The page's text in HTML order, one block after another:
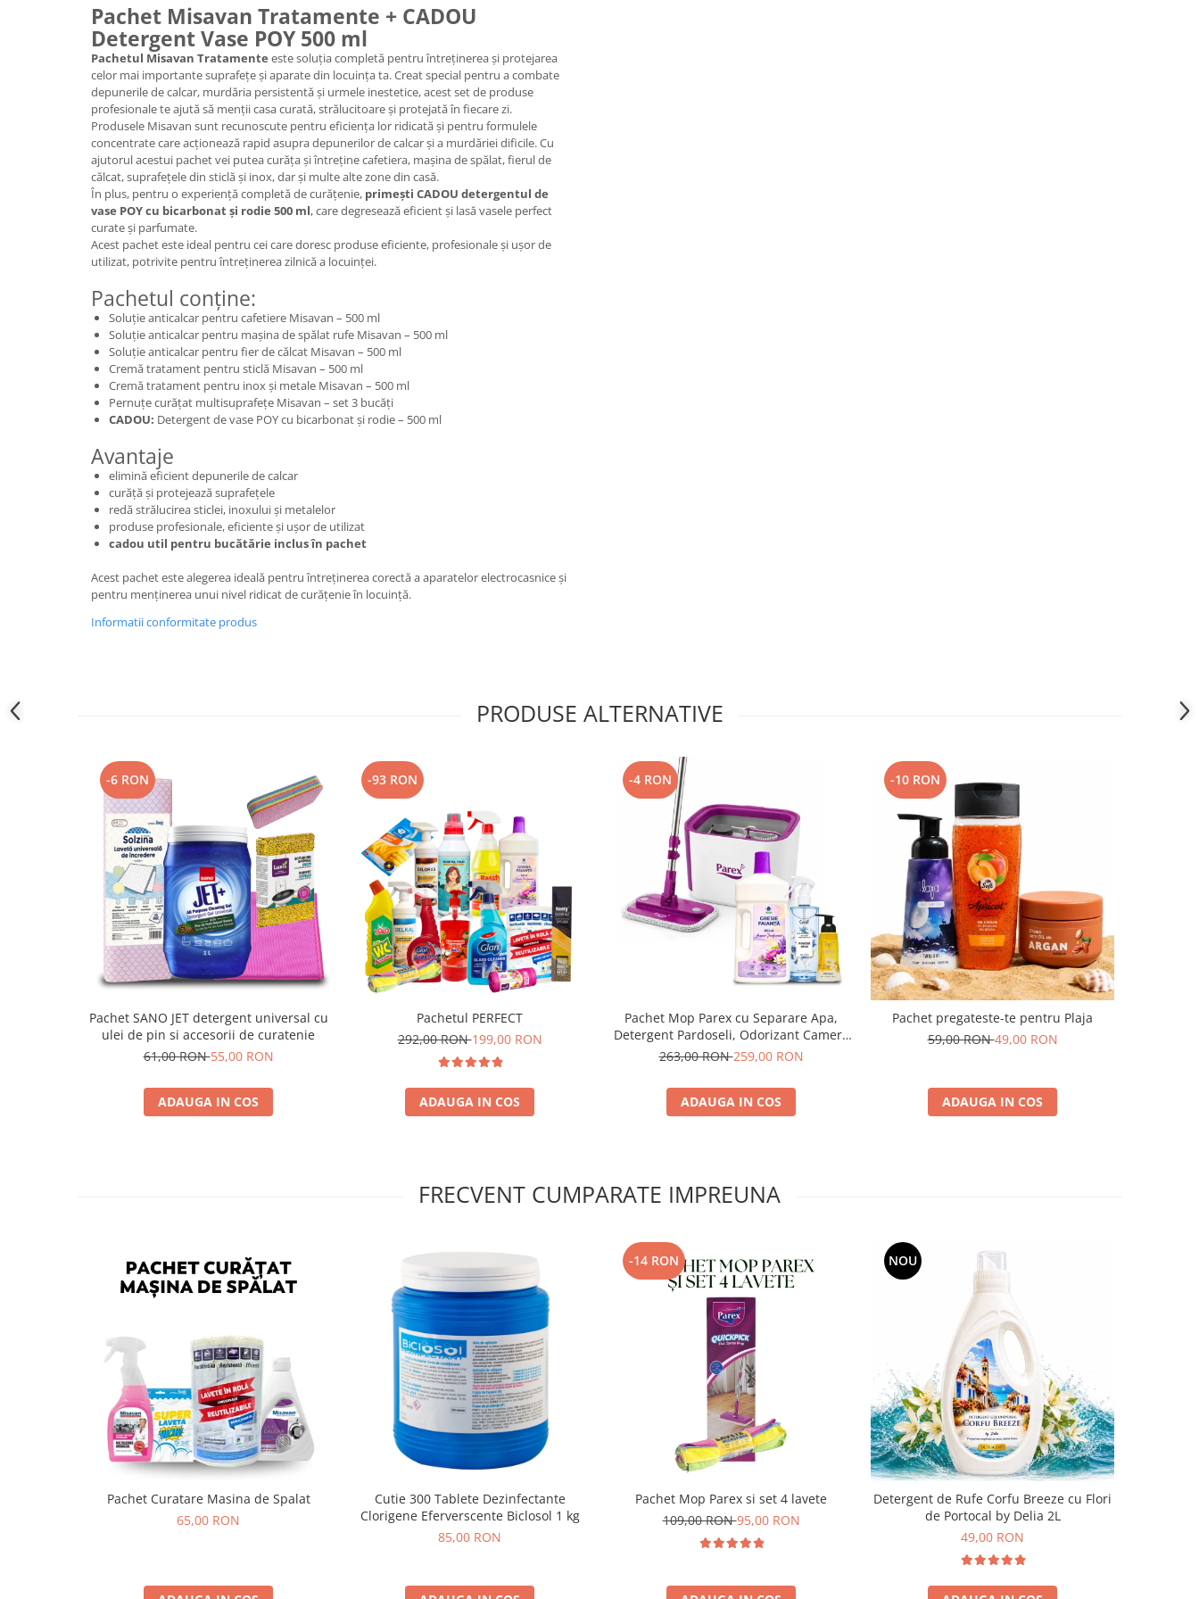
Produse incontinenta
Servetele Umede
Pachet Misavan Tratamente + CADOU
Detergent Vase POY 500 ml
Pachetul Misavan Tratamente este soluția completă pentru întreținerea și protejarea
celor mai importante suprafețe și aparate din locuința ta. Creat special pentru a combate
depunerile de calcar, murdăria persistentă și urmele inestetice, acest set de produse
profesionale te ajută să menții casa curată, strălucitoare și protejată în fiecare zi.
Produsele Misavan sunt recunoscute pentru eficiența lor ridicată și pentru formulele
concentrate care acționează rapid asupra depunerilor de calcar și a murdăriei dificile. Cu
ajutorul acestui pachet vei putea curăța și întreține cafetiera, mașina de spălat, fierul de
călcat, suprafețele din sticlă și inox, dar și multe alte zone din casă.
În plus, pentru o experiență completă de curățenie, primești CADOU detergentul de
vase POY cu bicarbonat și rodie 500 ml, care degresează eficient și lasă vasele perfect
curate și parfumate.
Acest pachet este ideal pentru cei care doresc produse eficiente, profesionale și ușor de
utilizat, potrivite pentru întreținerea zilnică a locuinței.
Pachetul conține:
Soluție anticalcar pentru cafetiere Misavan – 500 ml
Soluție anticalcar pentru mașina de spălat rufe Misavan – 500 ml
Soluție anticalcar pentru fier de călcat Misavan – 500 ml
Cremă tratament pentru sticlă Misavan – 500 ml
Cremă tratament pentru inox și metale Misavan – 500 ml
Pernuțe curățat multisuprafețe Misavan – set 3 bucăți
CADOU: Detergent de vase POY cu bicarbonat și rodie – 500 ml
Avantaje
elimină eficient depunerile de calcar
curăță și protejează suprafețele
redă strălucirea sticlei, inoxului și metalelor
produse profesionale, eficiente și ușor de utilizat
cadou util pentru bucătărie inclus în pachet
Acest pachet este alegerea ideală pentru întreținerea corectă a aparatelor electrocasnice și
pentru menținerea unui nivel ridicat de curățenie în locuință.
Informatii conformitate produs
PRODUSE ALTERNATIVE
-6 RON
Pachet SANO JET detergent universal cu
ulei de pin si accesorii de curatenie
61,00 RON55,00 RON
ADAUGA IN COS
-93 RON
Pachetul PERFECT
292,00 RON199,00 RON
ADAUGA IN COS
-4 RON
Pachet Mop Parex cu Separare Apa,
Detergent Pardoseli, Odorizant Camera
si Sapun Spuma
263,00 RON259,00 RON
ADAUGA IN COS
-10 RON
Pachet pregateste-te pentru Plaja
59,00 RON49,00 RON
ADAUGA IN COS
FRECVENT CUMPARATE IMPREUNA
Pachet Curatare Masina de Spalat
65,00 RON
Cutie 300 Tablete Dezinfectante
Clorigene Eferverscente Biclosol 1 kg
85,00 RON
-14 RON
Pachet Mop Parex si set 4 lavete
109,00 RON95,00 RON
NOU
Detergent de Rufe Corfu Breeze cu Flori
de Portocal by Delia 2L
49,00 RON